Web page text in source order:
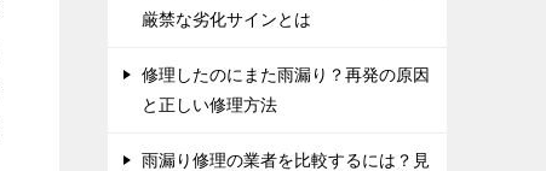
厳禁な劣化サインとは
修理したのにまた雨漏り？再発の原因
と正しい修理方法
雨漏り修理の業者を比較するには？見